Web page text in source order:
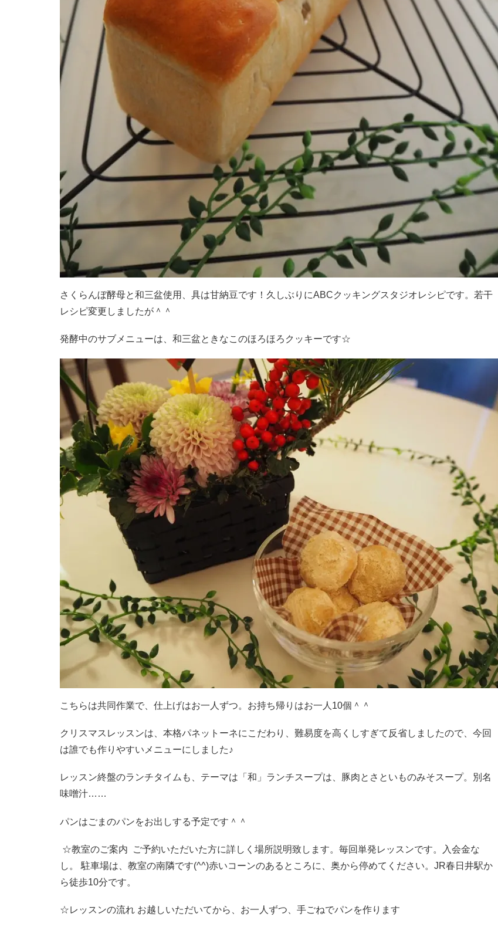
さくらんぼ酵母と和三盆使用、具は甘納豆です！久しぶりにABCクッキングスタジオレシピです。若干
レシピ変更しましたが＾＾
発酵中のサブメニューは、和三盆ときなこのほろほろクッキーです☆
こちらは共同作業で、仕上げはお一人ずつ。お持ち帰りはお一人10個＾＾
クリスマスレッスンは、本格パネットーネにこだわり、難易度を高くしすぎて反省しましたので、今回
は誰でも作りやすいメニューにしました♪
レッスン終盤のランチタイムも、テーマは「和」ランチスープは、豚肉とさといものみそスープ。別名
味噌汁……
パンはごまのパンをお出しする予定です＾＾
☆教室のご案内 ご予約いただいた方に詳しく場所説明致します。毎回単発レッスンです。入会金な
し。 駐車場は、教室の南隣です(^^)赤いコーンのあるところに、奥から停めてください。JR春日井駅か
ら徒歩10分です。
☆レッスンの流れ お越しいただいてから、お一人ずつ、手ごねでパンを作ります